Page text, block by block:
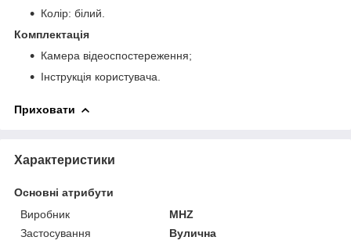
Колір: білий.
Комплектація
Камера відеоспостереження;
Інструкція користувача.
Приховати
Характеристики
Основні атрибути
Виробник
MHZ
Застосування
Вулична